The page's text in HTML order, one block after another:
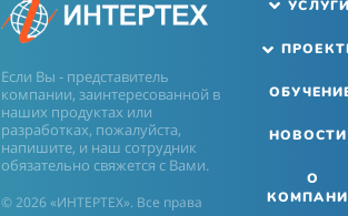
Если Вы - представитель
компании, заинтересованной в
наших продуктах или
разработках, пожалуйста,
напишите, и наш сотрудник
обязательно свяжется с Вами.
© 2026 «ИНТЕРТЕХ». Все права
НОВОСТИ
О